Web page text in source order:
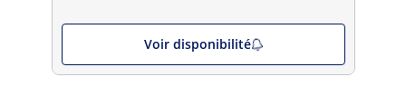
Voir disponibilité